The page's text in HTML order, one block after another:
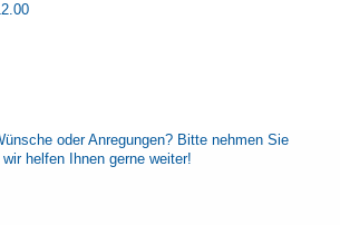
oder Anregungen? Bitte nehmen Sie
helfen Ihnen gerne weiter!